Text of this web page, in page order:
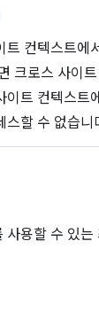
트 컨텍스트에
크로스 사이
이트 컨텍스트
스할 수 없습니
사용할 수 있